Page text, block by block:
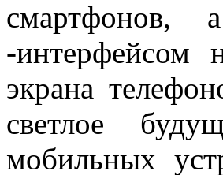
смартфонов,
-интерфейсом
экрана
светлое
мобильных